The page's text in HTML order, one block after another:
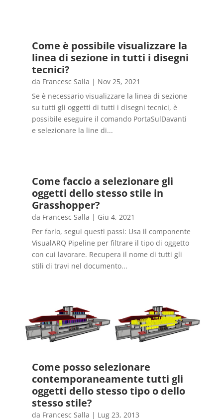
Come è possibile visualizzare la
linea di sezione in tutti i disegni
tecnici?
da Francesc Salla | Nov 25, 2021
Se è necessario visualizzare la linea di sezione
su tutti gli oggetti di tutti i disegni tecnici, è
possibile eseguire il comando PortaSulDavanti
e selezionare la line di...
Come faccio a selezionare gli
oggetti dello stesso stile in
Grasshopper?
da Francesc Salla | Giu 4, 2021
Per farlo, segui questi passi: Usa il componente
VisualARQ Pipeline per filtrare il tipo di oggetto
con cui lavorare. Recupera il nome di tutti gli
stili di travi nel documento...
Come posso selezionare
contemporaneamente tutti gli
oggetti dello stesso tipo o dello
stesso stile?
da Francesc Salla | Lug 23, 2013